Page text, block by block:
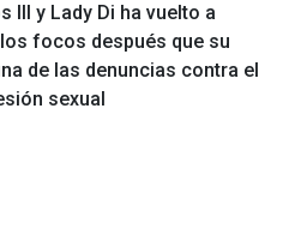
III y Lady Di ha vuelto a
focos después que su
de las denuncias contra el
sexual